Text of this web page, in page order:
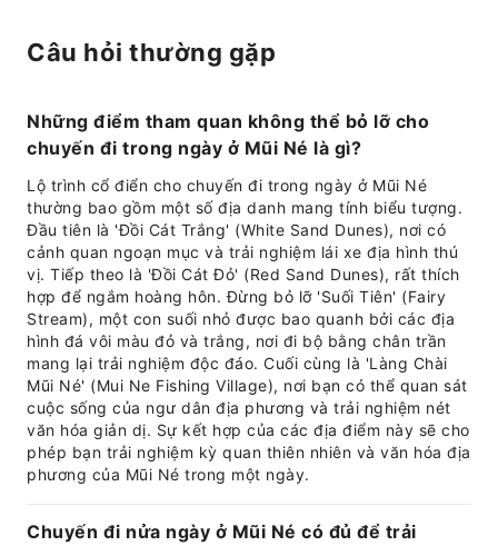
Câu hỏi thường gặp
Những điểm tham quan không thể bỏ lỡ cho
chuyến đi trong ngày ở Mũi Né là gì?
Lộ trình cổ điển cho chuyến đi trong ngày ở Mũi Né
thường bao gồm một số địa danh mang tính biểu tượng.
Đầu tiên là 'Đồi Cát Trắng' (White Sand Dunes), nơi có
cảnh quan ngoạn mục và trải nghiệm lái xe địa hình thú
vị. Tiếp theo là 'Đồi Cát Đỏ' (Red Sand Dunes), rất thích
hợp để ngắm hoàng hôn. Đừng bỏ lỡ 'Suối Tiên' (Fairy
Stream), một con suối nhỏ được bao quanh bởi các địa
hình đá vôi màu đỏ và trắng, nơi đi bộ bằng chân trần
mang lại trải nghiệm độc đáo. Cuối cùng là 'Làng Chài
Mũi Né' (Mui Ne Fishing Village), nơi bạn có thể quan sát
cuộc sống của ngư dân địa phương và trải nghiệm nét
văn hóa giản dị. Sự kết hợp của các địa điểm này sẽ cho
phép bạn trải nghiệm kỳ quan thiên nhiên và văn hóa địa
phương của Mũi Né trong một ngày.
Chuyến đi nửa ngày ở Mũi Né có đủ để trải